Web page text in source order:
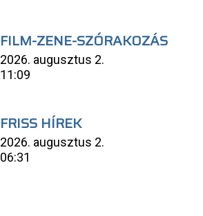
FILM-ZENE-SZÓRAKOZÁS
2026. augusztus 2.
11:09
FRISS HÍREK
2026. augusztus 2.
06:31